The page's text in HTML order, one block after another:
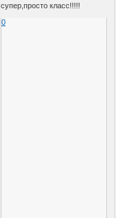
супер,просто класс!!!!!
0